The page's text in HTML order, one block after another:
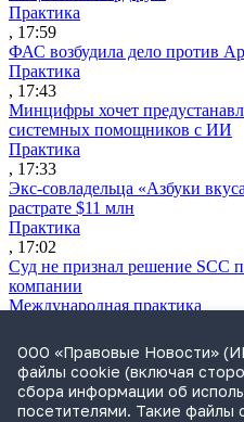
Практика
, 17:59
ФАС возбудила дело против
Практика
, 17:43
Минцифры хочет
системных помощников с ИИ
Практика
, 17:33
Экс-совладельца «Азбуки
растрате $11 млн
Практика
, 17:02
Суд не признал решение SCC
компании
Международная практика
Дроны могут начать
ПДД
Практика
, 15:41
ООО «Правовые Новости»
файлы cookie (включая
сбора информации об
посетителями. Такие файлы